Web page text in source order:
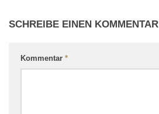
SCHREIBE EINEN KOMMENTAR
Kommentar *